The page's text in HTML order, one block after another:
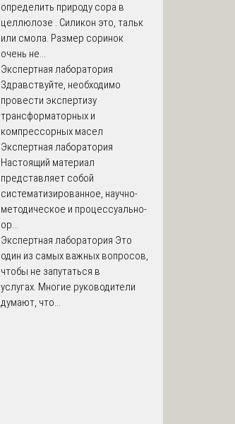
определить природу сора в
целлюлозе . Силикон это, тальк
или смола. Размер соринок
очень не...
Экспертная лаборатория
Здравствуйте, необходимо
провести экспертизу
трансформаторных и
компрессорных масел
Экспертная лаборатория
Настоящий материал
представляет собой
систематизированное, научно-
методическое и процессуально-
ор...
Экспертная лаборатория Это
один из самых важных вопросов,
чтобы не запутаться в
услугах. Многие руководители
думают, что...